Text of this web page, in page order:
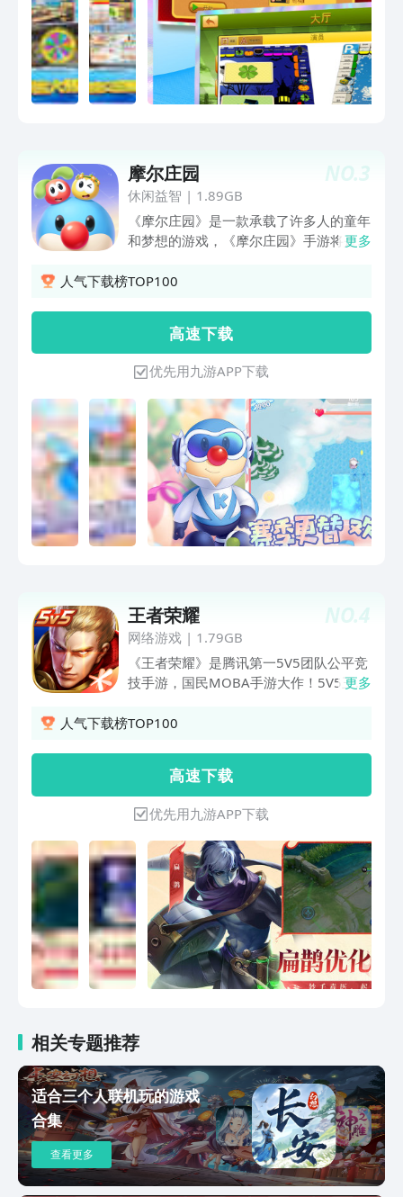
NO.3
摩尔庄园
休闲益智 | 1.89GB
《摩尔庄园》是一款承载了许多人的童年
和梦想的游戏，《摩尔庄园》手游将是一
体的休闲社区。手游在保留页游经典的同
色和丰富精彩的故事情节，并且采用全新
的3D形式呈现，将那些熟悉、美好的场
景更立体地呈现在玩家眼前，让小摩尔更
真实的享受悠闲的庄园生活。
更多
人气下载榜TOP100
高 速 下 载
优先用九游APP下载
NO.4
王者荣耀
网络游戏| 1.79GB
《王者荣耀》是腾讯第一5V5团队公平竞
技手游，国民MOBA手游大作！5V5王者
契约之战、五军对决、边境突围等，带来
雄任凭选择，一血、五杀、超神，实力碾
压，收割全场！敌军即将到达战场，王者
召唤师快来集结好友，准备团战，就在
《王者荣耀》！
更多
人气下载榜TOP100
高 速 下 载
优先用九游APP下载
相关专题推荐
适合三个人联机玩的游戏
合集
查看更多